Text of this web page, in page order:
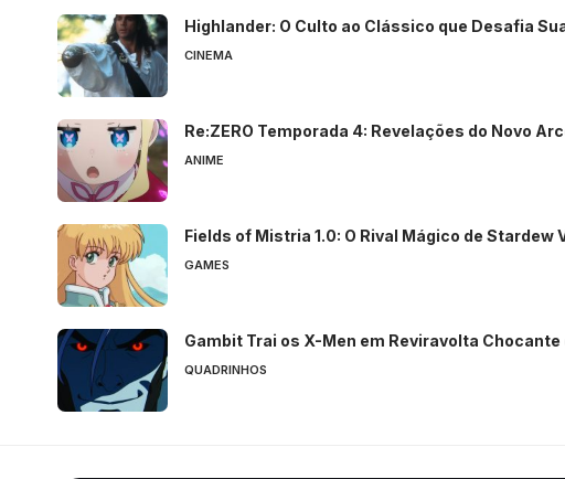
Highlander: O Culto ao Clássico que Desafia
CINEMA
Re:ZERO Temporada 4: Revelações do Novo
ANIME
Fields of Mistria 1.0: O Rival Mágico de Stardew
GAMES
Gambit Trai os X-Men em Reviravolta Chocante
QUADRINHOS